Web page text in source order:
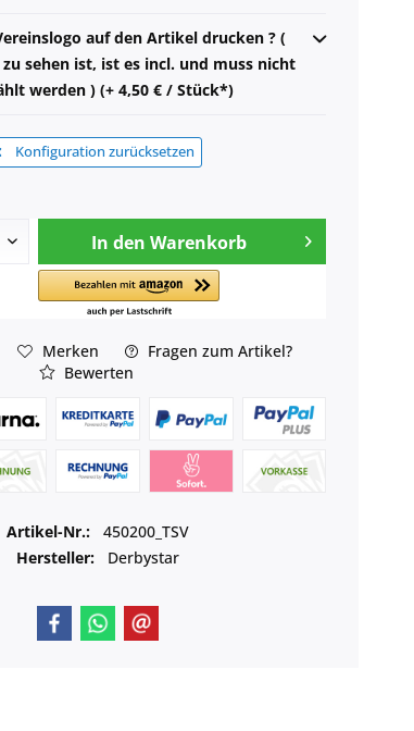
auf den Artikel drucken ? (
sehen ist, ist es incl. und muss nicht
werden ) (+ 4,50 € / Stück*)
Konfiguration zurücksetzen
In den Warenkorb
Merken
Fragen zum Artikel?
Bewerten
Artikel-Nr.:
450200_TSV
Hersteller:
Derbystar